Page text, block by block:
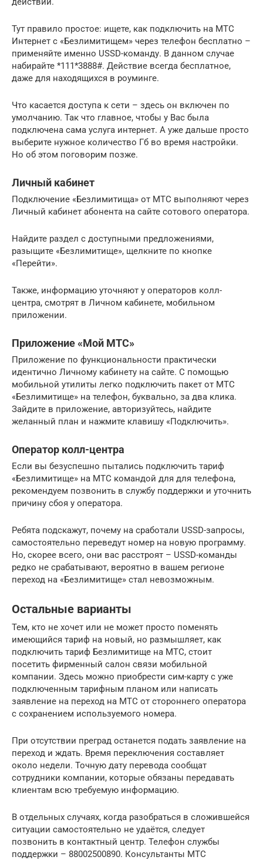
Тут правило простое: ищете, как подключить на МТС
Интернет с «Безлимитищем» через телефон бесплатно –
применяйте именно USSD-команду. В данном случае
набирайте *111*3888#. Действие всегда бесплатное,
даже для находящихся в роуминге.
Что касается доступа к сети – здесь он включен по
умолчанию. Так что главное, чтобы у Вас была
подключена сама услуга интернет. А уже дальше просто
выберите нужное количество Гб во время настройки.
Но об этом поговорим позже.
Личный кабинет
Подключение «Безлимитища» от МТС выполняют через
Личный кабинет абонента на сайте сотового оператора.
Найдите раздел с доступными предложениями,
разыщите «Безлимитище», щелкните по кнопке
«Перейти».
Также, информацию уточняют у операторов колл-
центра, смотрят в Личном кабинете, мобильном
приложении.
Приложение «Мой МТС»
Приложение по функциональности практически
идентично Личному кабинету на сайте. С помощью
мобильной утилиты легко подключить пакет от МТС
«Безлимитище» на телефон, буквально, за два клика.
Зайдите в приложение, авторизуйтесь, найдите
желанный план и нажмите клавишу «Подключить».
Оператор колл-центра
Если вы безуспешно пытались подключить тариф
«Безлимитище» на МТС командой для для телефона,
рекомендуем позвонить в службу поддержки и уточнить
причину сбоя у оператора.
Ребята подскажут, почему на сработали USSD-запросы,
самостоятельно переведут номер на новую программу.
Но, скорее всего, они вас расстроят – USSD-команды
редко не срабатывают, вероятно в вашем регионе
переход на «Безлимитище» стал невозможным.
Остальные варианты
Тем, кто не хочет или не может просто поменять
имеющийся тариф на новый, но размышляет, как
подключить тариф Безлимитище на МТС, стоит
посетить фирменный салон связи мобильной
компании. Здесь можно приобрести сим-карту с уже
подключенным тарифным планом или написать
заявление на переход на МТС от стороннего оператора
с сохранением используемого номера.
При отсутствии преград останется подать заявление на
переход и ждать. Время переключения составляет
около недели. Точную дату перевода сообщат
сотрудники компании, которые обязаны передавать
клиентам всю требуемую информацию.
В отдельных случаях, когда разобраться в сложившейся
ситуации самостоятельно не удаётся, следует
позвонить в контактный центр. Телефон службы
поддержки – 88002500890. Консультанты МТС